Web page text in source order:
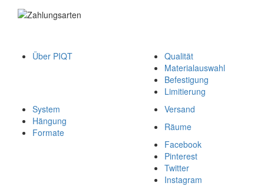
Über PIQT
Qualität
Materialauswahl
Befestigung
Limitierung
System
Hängung
Formate
Versand
Räume
Facebook
Pinterest
Twitter
Instagram